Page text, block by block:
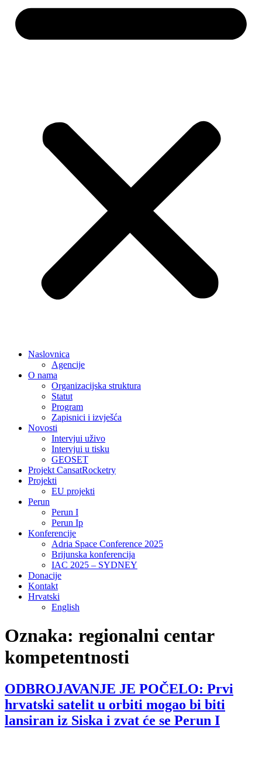
Naslovnica
Agencije
O nama
Organizacijska struktura
Statut
Program
Zapisnici i izvješća
Novosti
Intervjui uživo
Intervjui u tisku
GEOSET
Projekt CansatRocketry
Projekti
EU projekti
Perun
Perun I
Perun Ip
Konferencije
Adria Space Conference 2025
Brijunska konferencija
IAC 2025 – SYDNEY
Donacije
Kontakt
Hrvatski
English
Oznaka: regionalni centar
kompetentnosti
ODBROJAVANJE JE POČELO: Prvi
hrvatski satelit u orbiti mogao bi biti
lansiran iz Siska i zvat će se Perun I